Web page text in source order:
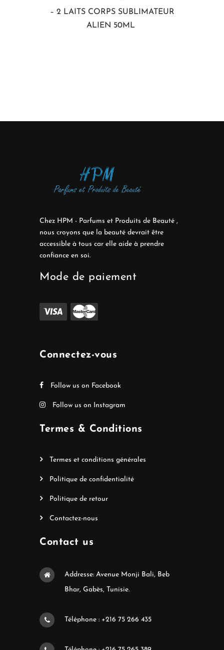
– 2 LAITS CORPS SUBLIMATEUR
ALIEN 50ML
Chez HPM - Parfums et Produits de Beauté ,
nous croyons que la beauté devrait être
accessible à tous car elle aide à prendre
confiance en soi.
Mode de paiement
Connectez-vous
Follow us on Facebook
Follow us on Instagram
Termes & Conditions
Termes et conditions générales
Politique de confidentialité
Politique de retour
Contactez-nous
Contact us
Addresse: Avenue Monji Bali, Beb
Bhar, Gabès, Tunisie.
Téléphone : +216 75 266 435